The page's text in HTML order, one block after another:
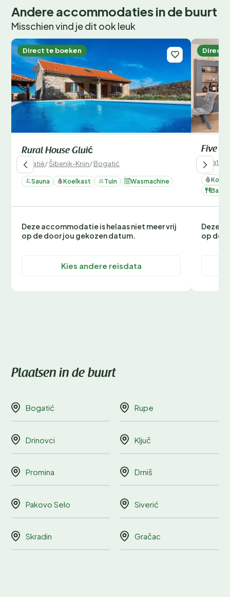
Andere accommodaties in de buurt
Misschien vind je dit ook leuk
Direct te boeken
Rural House Gluić
Kroatië/Šibenik-Knin/Bogatić
Sauna Koelkast Tuin Wasmachine
Deze accommodatie is helaas niet meer vrij
op de door jou gekozen datum.
Kies andere reisdata
Direct
Five
Kroatië
Deze
op de
Plaatsen in de buurt
Bogatić Rupe
Drinovci Ključ
Promina Drniš
Pakovo Selo Siverić
Skradin Gračac